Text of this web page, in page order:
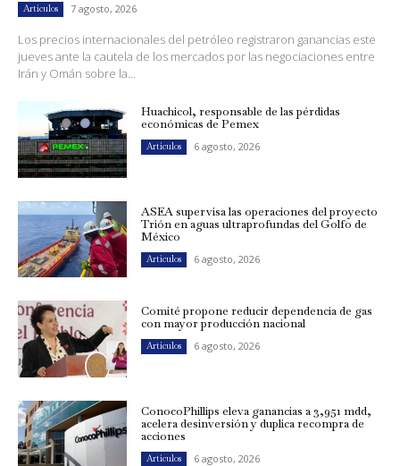
Artículos 7 agosto, 2026
Los precios internacionales del petróleo registraron ganancias este
jueves ante la cautela de los mercados por las negociaciones entre
Irán y Omán sobre la...
Huachicol, responsable de las pérdidas
económicas de Pemex
Artículos 6 agosto, 2026
ASEA supervisa las operaciones del proyecto
Trión en aguas ultraprofundas del Golfo de
México
Artículos 6 agosto, 2026
Comité propone reducir dependencia de gas
con mayor producción nacional
Artículos 6 agosto, 2026
ConocoPhillips eleva ganancias a 3,951 mdd,
acelera desinversión y duplica recompra de
acciones
Artículos 6 agosto, 2026